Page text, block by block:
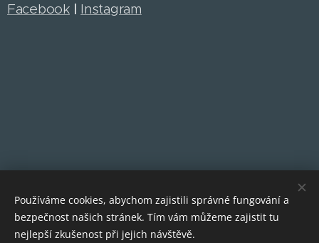
Facebook| Instagram
Cookies
Používáme cookies, abychom zajistili správné fungování a
bezpečnost našich stránek. Tím vám můžeme zajistit tu
nejlepší zkušenost při jejich návštěvě.